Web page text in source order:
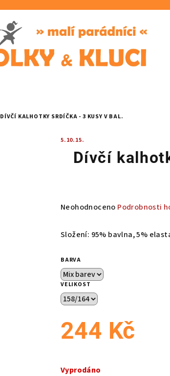
DÍVČÍ KALHOTKY SRDÍČKA - 3 KUSY V BAL.
5.10.15.
Dívčí
Průměrné
produktu
z
5
hvězdiček.
Neohodnoceno Podrobnosti
Složení: 95% bavlna, 5%
BARVA
VELIKOST
244 Kč
cena:
Vyprodáno